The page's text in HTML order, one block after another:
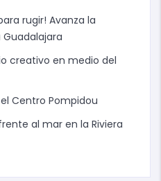
rugir! Avanza la
creativo en medio del
Centro Pompidou
al mar en la Riviera